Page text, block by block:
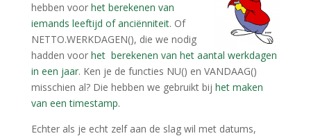
hebben voor het berekenen van
iemands leeftijd of anciënniteit. Of
NETTO.WERKDAGEN(), die we nodig
hadden voor het berekenen van het aantal werkdagen
in een jaar. Ken je de functies NU() en VANDAAG()
misschien al? Die hebben we gebruikt bij het maken
van een timestamp.
Echter als je echt zelf aan de slag wil met datums,